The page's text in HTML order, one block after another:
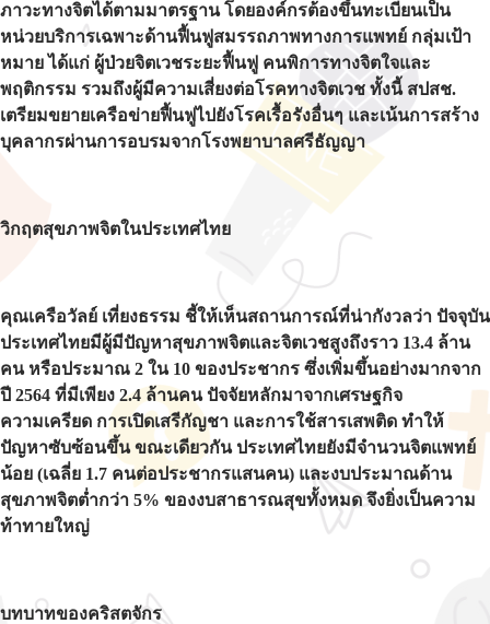
ภาวะทางจิตได้ตามมาตรฐาน โดยองค์กรต้องขึ้นทะเบียนเป็น
หน่วยบริการเฉพาะด้านฟื้นฟูสมรรถภาพทางการแพทย์ กลุ่มเป้า
หมาย ได้แก่ ผู้ป่วยจิตเวชระยะฟื้นฟู คนพิการทางจิตใจและ
พฤติกรรม รวมถึงผู้มีความเสี่ยงต่อโรคทางจิตเวช ทั้งนี้ สปสช.
เตรียมขยายเครือข่ายฟื้นฟูไปยังโรคเรื้อรังอื่นๆ และเน้นการสร้าง
บุคลากรผ่านการอบรมจากโรงพยาบาลศรีธัญญา
วิกฤตสุขภาพจิตในประเทศไทย
คุณเครือวัลย์ เที่ยงธรรม ชี้ให้เห็นสถานการณ์ที่น่ากังวลว่า ปัจจุบัน
ประเทศไทยมีผู้มีปัญหาสุขภาพจิตและจิตเวชสูงถึงราว 13.4 ล้าน
คน หรือประมาณ 2 ใน 10 ของประชากร ซึ่งเพิ่มขึ้นอย่างมากจาก
ปี 2564 ที่มีเพียง 2.4 ล้านคน ปัจจัยหลักมาจากเศรษฐกิจ
ความเครียด การเปิดเสรีกัญชา และการใช้สารเสพติด ทำให้
ปัญหาซับซ้อนขึ้น ขณะเดียวกัน ประเทศไทยยังมีจำนวนจิตแพทย์
น้อย (เฉลี่ย 1.7 คนต่อประชากรแสนคน) และงบประมาณด้าน
สุขภาพจิตต่ำกว่า 5% ของงบสาธารณสุขทั้งหมด จึงยิ่งเป็นความ
ท้าทายใหญ่
บทบาทของคริสตจักร